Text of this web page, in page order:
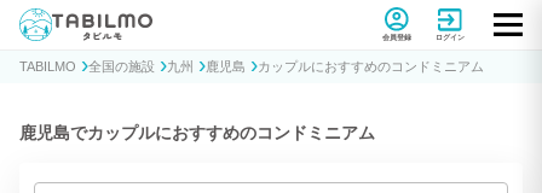
貸別荘コテージ・一棟貸し宿泊予約サイトTABILMO(タビルモ)
会員登録 ログイン
TABILMO 全国の施設 九州 鹿児島 カップルにおすすめのコンドミニアム
鹿児島でカップルにおすすめのコンドミニアム